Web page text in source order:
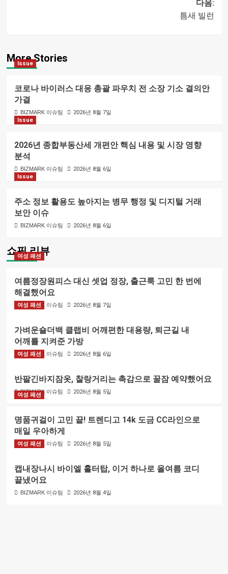
다음:
틈새 빌런
More Stories
Issue
코로나 바이러스 대응 총괄 파우치 전 소장 기소 결의안
가결
BIZMARK 이슈팀
2026년 8월 7일
Issue
2026년 종합부동산세 개편안 핵심 내용 및 시장 영향
분석
BIZMARK 이슈팀
2026년 8월 6일
Issue
주소 정보 활용도 높아지는 병무 행정 및 디지털 거래
보안 이슈
BIZMARK 이슈팀 2026년 8월 6일
쇼핑 리뷰
여성 패션
여름정장원피스 대신 셋업 정장, 출근룩 고민 한 번에
해결했어요
BIZMARK 이슈팀 2026년 8월 7일
여성 패션
가벼운숄더백 클랩비 어깨편한 대용량, 퇴근길 내
어깨를 지켜준 가방
BIZMARK 이슈팀 2026년 8월 6일
여성 패션
반팔긴바지잠옷, 찰랑거리는 촉감으로 꿀잠 예약했어요
BIZMARK 이슈팀 2026년 8월 5일
여성 패션
명품귀걸이 고민 끝! 트렌디고 14k 도금 CC라인으로
매일 우아하게
BIZMARK 이슈팀 2026년 8월 5일
여성 패션
캡내장나시 바이엘 홀터탑, 이거 하나로 올여름 코디
끝냈어요
BIZMARK 이슈팀 2026년 8월 4일